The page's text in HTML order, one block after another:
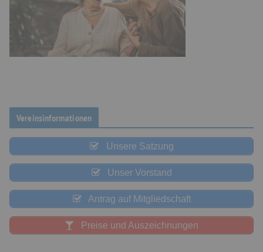
Vereinsinformationen
Unsere Satzung
Unser Vorstand
Antrag auf Mitgliedschaft
Preise und Auszeichnungen